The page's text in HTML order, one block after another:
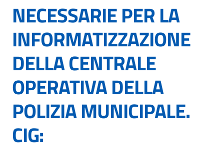
NECESSARIE PER LA
INFORMATIZZAZIONE
DELLA CENTRALE
OPERATIVA DELLA
POLIZIA MUNICIPALE.
CIG: